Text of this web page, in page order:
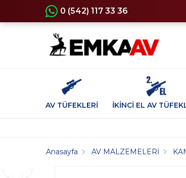
0 (542) 117 33 36
AV TÜFEKLERİ İKİNCİ EL AV
Anasayfa AV MALZEMELERİ